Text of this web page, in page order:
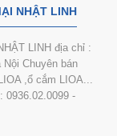
NHẬT LINH
LINH địa chỉ :
Chuyên bán
,ổ cắm LIOA...
0936.02.0099 -